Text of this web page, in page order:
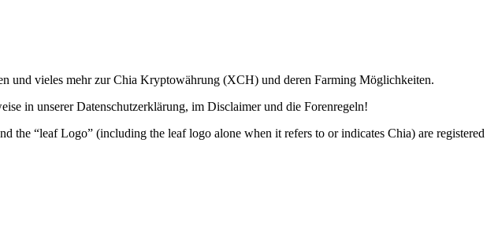
und vieles mehr zur Chia Kryptowährung (XCH) und deren Farming Möglichkeiten.
in unserer Datenschutzerklärung, im Disclaimer und die Forenregeln!
Logo” (including the leaf logo alone when it refers to or indicates Chia) are registered